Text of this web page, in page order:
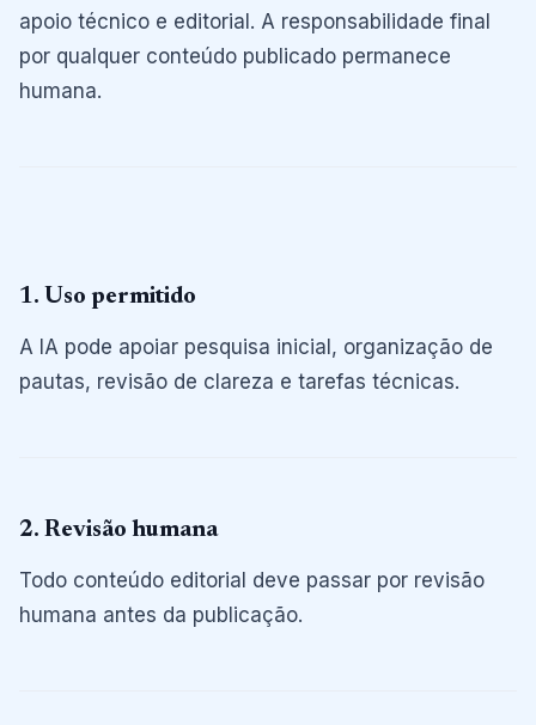
apoio técnico e editorial. A responsabilidade final
por qualquer conteúdo publicado permanece
humana.
1. Uso permitido
A IA pode apoiar pesquisa inicial, organização de
pautas, revisão de clareza e tarefas técnicas.
2. Revisão humana
Todo conteúdo editorial deve passar por revisão
humana antes da publicação.